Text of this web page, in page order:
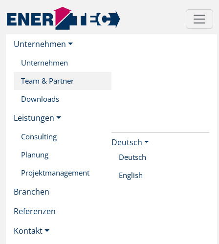
content
Unternehmen
Unternehmen
Team & Partner
Downloads
Leistungen
Consulting
Planung
Projektmanagement
Branchen
Referenzen
Kontakt
Deutsch
Deutsch
English